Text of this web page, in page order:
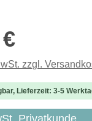
zzgl.
Lieferzeit: 3-5
Privatkunde